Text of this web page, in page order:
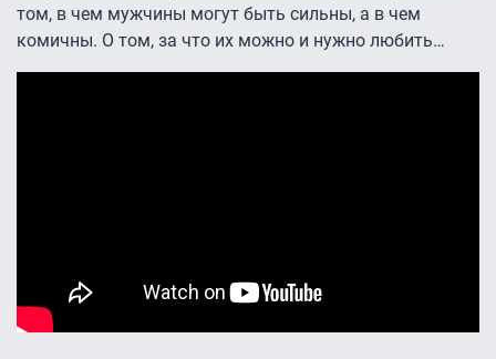
том, в чем мужчины могут быть сильны, а в чем
комичны. О том, за что их можно и нужно любить…